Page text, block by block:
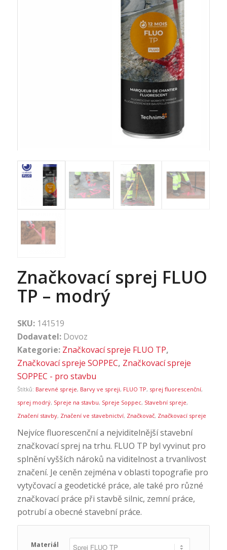
Značkovací sprej FLUO
TP – modrý
SKU: 141519
Dodavatel: Dovoz
Kategorie: Značkovací spreje FLUO TP,
Značkovací spreje SOPPEC, Značkovací spreje
SOPPEC - pro stavbu
Štítků: Barevné spreje, Barvy ve spreji, FLUO TP, sprej fluorescenční,
sprej modrý, Spreje na stavbu, Spreje Soppec, Stavební spreje,
Značení stavby, Značení ve stavebnictví, Značkovač, Značkovací spreje
Nejvíce fluorescenční a nejviditelnější stavební
značkovací sprej na trhu. FLUO TP byl vyvinut pro
splnění vyšších nároků na viditelnost a trvanlivost
značení. Je ceněn zejména v oblasti topografie pro
vytyčovací a geodetické práce, ale také pro různé
značkovací práce při stavbě silnic, zemní práce,
potrubí a obecné stavební práce.
Materiál